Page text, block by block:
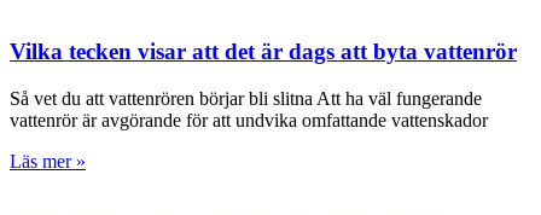
Vilka tecken visar att det är dags att byta vattenrör
Så vet du att vattenrören börjar bli slitna Att ha väl fungerande
vattenrör är avgörande för att undvika omfattande vattenskador
Läs mer »